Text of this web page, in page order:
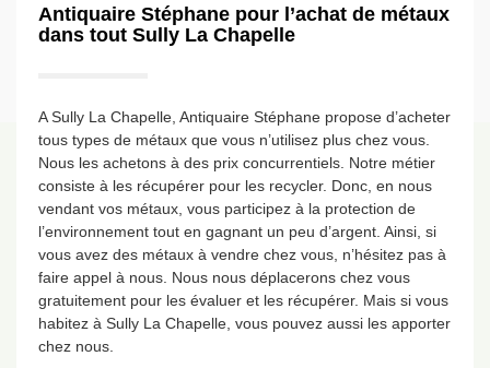
Antiquaire Stéphane pour l’achat de métaux
dans tout Sully La Chapelle
A Sully La Chapelle, Antiquaire Stéphane propose d’acheter
tous types de métaux que vous n’utilisez plus chez vous.
Nous les achetons à des prix concurrentiels. Notre métier
consiste à les récupérer pour les recycler. Donc, en nous
vendant vos métaux, vous participez à la protection de
l’environnement tout en gagnant un peu d’argent. Ainsi, si
vous avez des métaux à vendre chez vous, n’hésitez pas à
faire appel à nous. Nous nous déplacerons chez vous
gratuitement pour les évaluer et les récupérer. Mais si vous
habitez à Sully La Chapelle, vous pouvez aussi les apporter
chez nous.